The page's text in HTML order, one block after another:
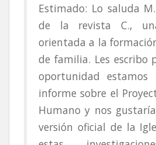
Estimado: Lo saluda
de la revista C.,
orientada a la
de familia. Les escribo
oportunidad estamos
informe sobre el
Humano y nos
versión oficial de la